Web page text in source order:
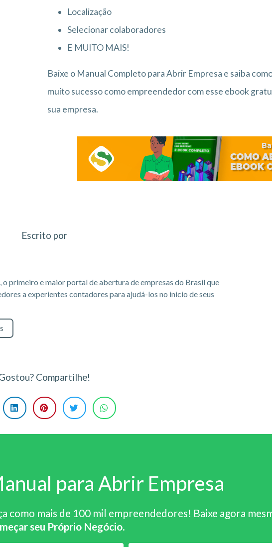
Localização
Selecionar colaboradores
E MUITO MAIS!
Baixe o Manual Completo para Abrir Empresa e saiba
muito sucesso como empreendedor com esse ebook
sua empresa.
Escrito por
o primeiro e maior portal de abertura de empresas do Brasil que
a experientes contadores para ajudá-los no inicio de seus
Compartilhe!
para Abrir Empresa
como mais de 100 mil empreendedores! Baixe agora
seu Próprio Negócio.